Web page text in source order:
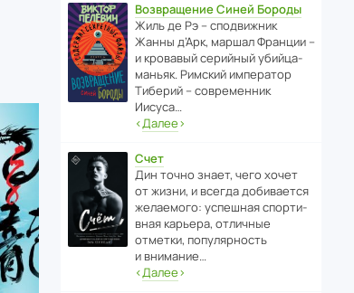
Возвращение Синей Бороды
Жиль де Рэ – спод­ви­жник
Жанны д’Арк, маршал Франции –
и кровавый серийный убийца-
маньяк. Римский импе­ратор
Тиберий – совре­менник
Иисуса…
‹Далее›
Счет
Дин точно знает, чего хочет
от жизни, и всегда доби­ва­ется
жела­е­мого: успе­шная спор­ти­
вная карьера, отли­чные
отметки, попу­ля­р­ность
и внимание…
‹Далее›